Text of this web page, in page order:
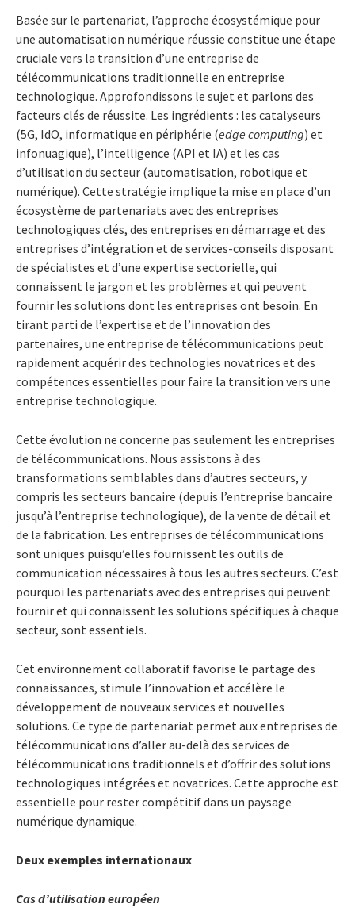
Basée sur le partenariat, l’approche écosystémique pour
une automatisation numérique réussie constitue une étape
cruciale vers la transition d’une entreprise de
télécommunications traditionnelle en entreprise
technologique. Approfondissons le sujet et parlons des
facteurs clés de réussite. Les ingrédients : les catalyseurs
(5G, IdO, informatique en périphérie (edge computing) et
infonuagique), l’intelligence (API et IA) et les cas
d’utilisation du secteur (automatisation, robotique et
numérique). Cette stratégie implique la mise en place d’un
écosystème de partenariats avec des entreprises
technologiques clés, des entreprises en démarrage et des
entreprises d’intégration et de services-conseils disposant
de spécialistes et d’une expertise sectorielle, qui
connaissent le jargon et les problèmes et qui peuvent
fournir les solutions dont les entreprises ont besoin. En
tirant parti de l’expertise et de l’innovation des
partenaires, une entreprise de télécommunications peut
rapidement acquérir des technologies novatrices et des
compétences essentielles pour faire la transition vers une
entreprise technologique.
Cette évolution ne concerne pas seulement les entreprises
de télécommunications. Nous assistons à des
transformations semblables dans d’autres secteurs, y
compris les secteurs bancaire (depuis l’entreprise bancaire
jusqu’à l’entreprise technologique), de la vente de détail et
de la fabrication. Les entreprises de télécommunications
sont uniques puisqu’elles fournissent les outils de
communication nécessaires à tous les autres secteurs. C’est
pourquoi les partenariats avec des entreprises qui peuvent
fournir et qui connaissent les solutions spécifiques à chaque
secteur, sont essentiels.
Cet environnement collaboratif favorise le partage des
connaissances, stimule l’innovation et accélère le
développement de nouveaux services et nouvelles
solutions. Ce type de partenariat permet aux entreprises de
télécommunications d’aller au-delà des services de
télécommunications traditionnels et d’offrir des solutions
technologiques intégrées et novatrices. Cette approche est
essentielle pour rester compétitif dans un paysage
numérique dynamique.
Deux exemples internationaux
Cas d’utilisation européen